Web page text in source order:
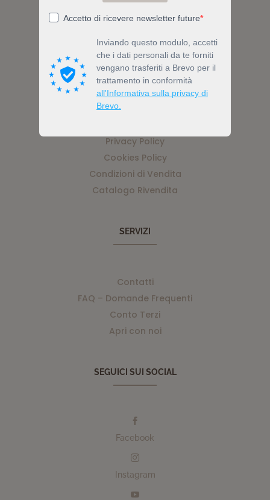
Serravalle, Z.I. Galazzano, RSM
Tel (+378) 0549 903519
Email info@bewell.bio
ACCOUNT
Privacy Policy
Cookies Policy
Condizioni di Vendita
Catalogo Rivendita
SERVIZI
Contatti
FAQ – Domande Frequenti
Conto Terzi
Apri con noi
SEGUICI SUI SOCIAL

Facebook

Instagram
